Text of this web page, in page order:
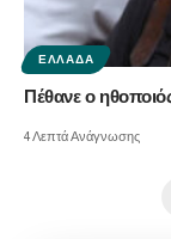
ΕΛΛΆΔΑ
Πέθανε ο
4 Λεπτά Ανάγνωσης